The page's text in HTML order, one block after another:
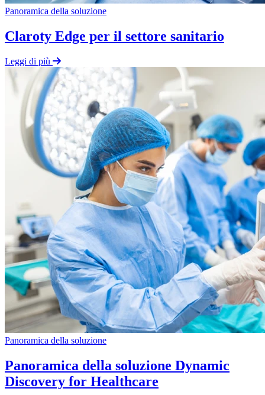
Panoramica della soluzione
Claroty Edge per il settore sanitario
Leggi di più
Panoramica della soluzione
Panoramica della soluzione Dynamic
Discovery for Healthcare